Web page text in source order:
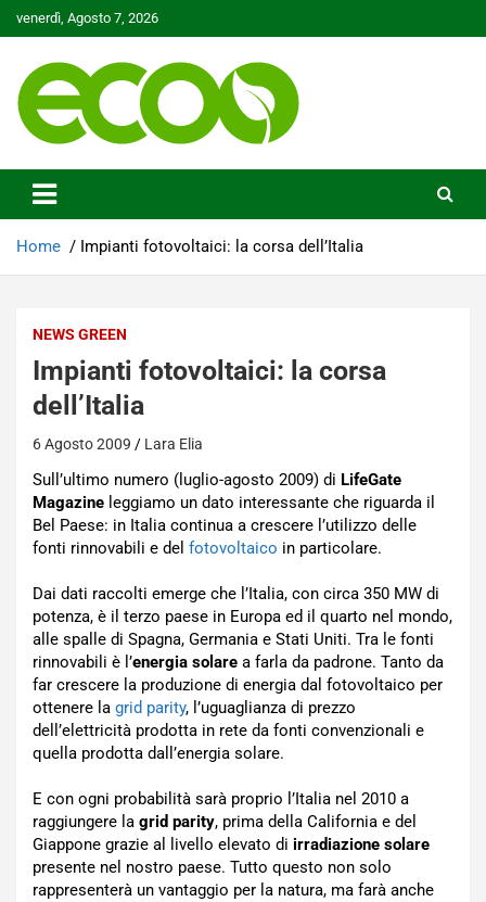
to
venerdì, Agosto 7, 2026
Ecoo.it
Home Impianti fotovoltaici: la corsa dell’Italia
NEWS GREEN
Impianti fotovoltaici: la corsa
dell’Italia
6 Agosto 2009 Lara Elia
Sull’ultimo numero (luglio-agosto 2009) di LifeGate
Magazine leggiamo un dato interessante che riguarda il
Bel Paese: in Italia continua a crescere l’utilizzo delle
fonti rinnovabili e del fotovoltaico in particolare.
Dai dati raccolti emerge che l’Italia, con circa 350 MW di
potenza, è il terzo paese in Europa ed il quarto nel mondo,
alle spalle di Spagna, Germania e Stati Uniti. Tra le fonti
rinnovabili è l’energia solare a farla da padrone. Tanto da
far crescere la produzione di energia dal fotovoltaico per
ottenere la grid parity, l’uguaglianza di prezzo
dell’elettricità prodotta in rete da fonti convenzionali e
quella prodotta dall’energia solare.
E con ogni probabilità sarà proprio l’Italia nel 2010 a
raggiungere la grid parity, prima della California e del
Giappone grazie al livello elevato di irradiazione solare
presente nel nostro paese. Tutto questo non solo
rappresenterà un vantaggio per la natura, ma farà anche